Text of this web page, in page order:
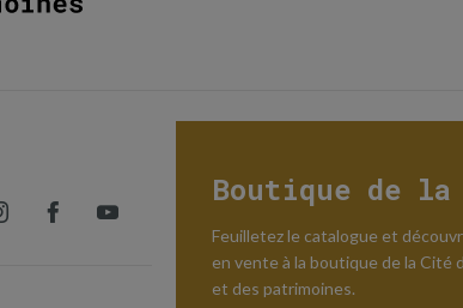
Boutique de
Feuilletez le catalogue et
en vente à la boutique de la Cité
et des patrimoines.